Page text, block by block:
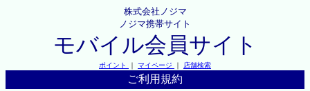
株式会社ノジマ
ノジマ携帯サイト
モバイル会員サイト
ポイント ｜ マイページ ｜ 店舗検索
ご利用規約